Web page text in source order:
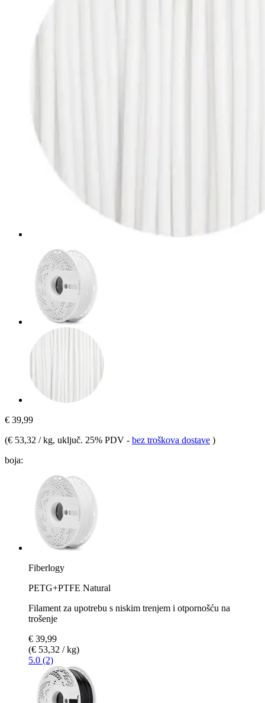
€ 39,99
(€ 53,32 / kg, uključ. 25% PDV - bez troškova dostave )
boja:
Fiberlogy
PETG+PTFE Natural
Filament za upotrebu s niskim trenjem i otpornošću na
trošenje
€ 39,99
(€ 53,32 / kg)
5.0 (2)